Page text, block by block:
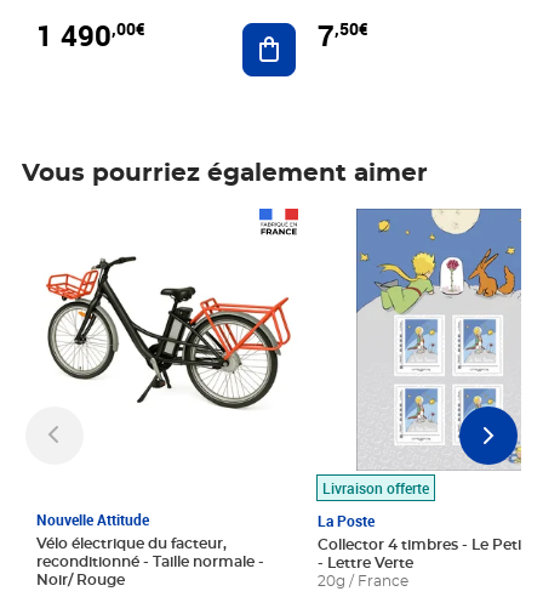
1 490,00€ Ajouter au panier
7,50€
Vous pourriez également aimer
Nouvelle Attitude
Vélo électrique du facteur,
reconditionné - Taille normale -
Noir/ Rouge
Livraison offerte
La Poste
Collector 4 timbres - Le Petit
- Lettre Verte
20g / France
Prix 7,50€